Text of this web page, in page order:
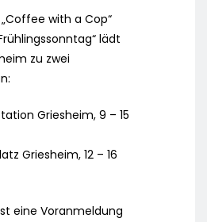
with a Cop“
lädt
zu zwei
Griesheim, 9 – 15
Griesheim, 12 – 16
eine Voranmeldung